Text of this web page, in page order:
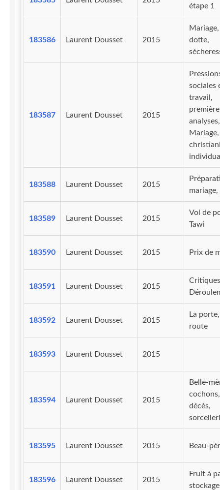
étape 1
183586 Laurent Dousset 2015
Mariage,
dotte,
183587 Laurent Dousset 2015
sociales
travail,
analyses,
Mariage,
183588 Laurent Dousset 2015
183589 Laurent Dousset 2015
Vol de
Tawi
183590 Laurent Dousset 2015 Prix de
183591 Laurent Dousset 2015
183592 Laurent Dousset 2015
La
route
183593 Laurent Dousset 2015
183594 Laurent Dousset 2015
Belle-
cochons,
décès,
183595 Laurent Dousset 2015 Beau-
183596 Laurent Dousset 2015
Fruit à
stockage